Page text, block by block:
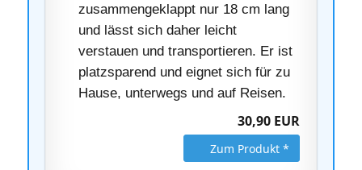
zusammengeklappt nur 18 cm lang
und lässt sich daher leicht
verstauen und transportieren. Er ist
platzsparend und eignet sich für zu
Hause, unterwegs und auf Reisen.
30,90 EUR
Zum Produkt *